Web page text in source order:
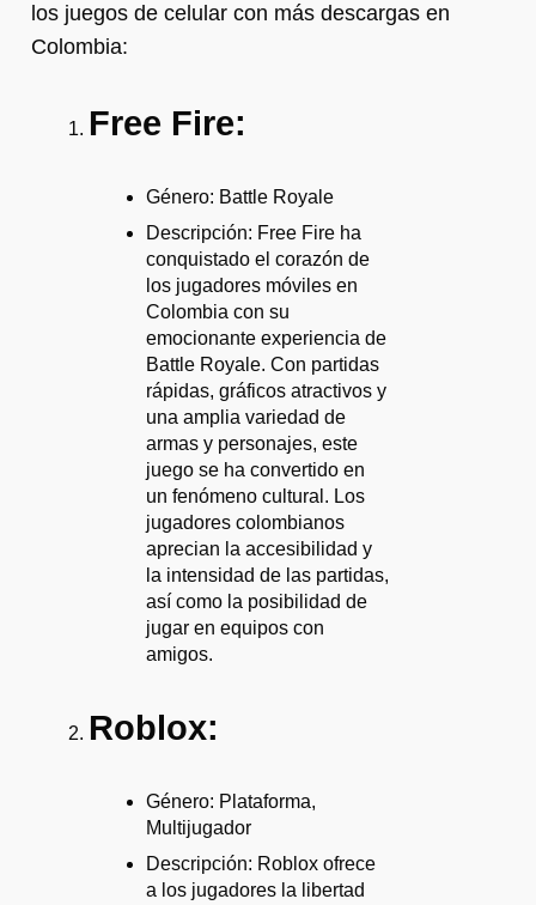
los juegos de celular con más descargas en
Colombia:
Free Fire:
Género: Battle Royale
Descripción: Free Fire ha
conquistado el corazón de
los jugadores móviles en
Colombia con su
emocionante experiencia de
Battle Royale. Con partidas
rápidas, gráficos atractivos y
una amplia variedad de
armas y personajes, este
juego se ha convertido en
un fenómeno cultural. Los
jugadores colombianos
aprecian la accesibilidad y
la intensidad de las partidas,
así como la posibilidad de
jugar en equipos con
amigos.
Roblox:
Género: Plataforma,
Multijugador
Descripción: Roblox ofrece
a los jugadores la libertad